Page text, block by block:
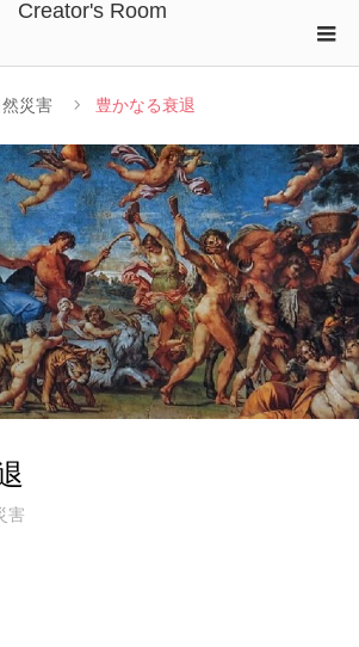
Creator's Room
然災害 豊かなる衰退
害